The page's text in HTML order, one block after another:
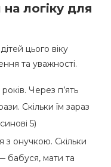
логіку для
цього віку
та уважності.
Через п’ять
Скільки їм зараз
5)
з онучкою. Скільки
бабуся, мати та